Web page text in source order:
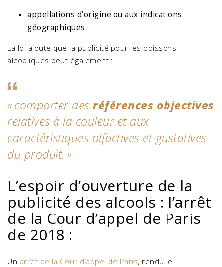
appellations d’origine ou aux indications
géographiques.
La loi ajoute que la publicité pour les boissons
alcooliques peut également :
« comporter des références objectives
relatives à la couleur et aux
caractéristiques olfactives et gustatives
du produit. »
L’espoir d’ouverture de la
publicité des alcools : l’arrêt
de la Cour d’appel de Paris
de 2018 :
Un arrêt de la Cour d’appel de Paris, rendu le